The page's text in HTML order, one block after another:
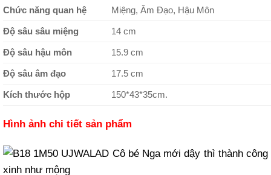
Chức năng quan hệ Miệng, Âm Đạo, Hậu Môn
Độ sâu sâu miệng 14 cm
Độ sâu hậu môn 15.9 cm
Độ sâu âm đạo 17.5 cm
Kích thước hộp 150*43*35cm.
Hình ảnh chi tiết sản phẩm